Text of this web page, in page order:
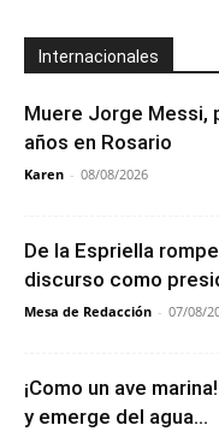
Internacionales
Muere Jorge Messi,
años en Rosario
Karen - 08/08/2026
De la Espriella
discurso como
Mesa de Redacción - 07/08/
¡Como un ave
y emerge del agua...